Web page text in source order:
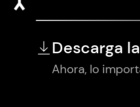
Descarga
Ahora, lo